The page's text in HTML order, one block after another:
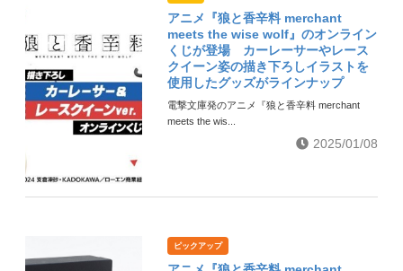
アニメ『狼と香辛料 merchant
meets the wise wolf』のオンライン
くじが登場 カーレーサーやレース
クイーン姿の描き下ろしイラストを
使用したグッズがラインナップ
電撃文庫発のアニメ『狼と香辛料 merchant
meets the wis...
2025/01/08
ピックアップ